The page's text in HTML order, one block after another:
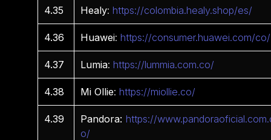
4.35 Healy:https://colombia.healy.shop/es/
4.36 Huawei:https://consumer.huawei.com/co/
4.37 Lumia:https://lummia.com.co/
4.38 Mi Ollie:https://miollie.co/
4.39 Pandora: https://
o/